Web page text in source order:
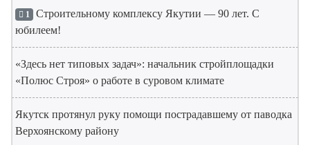
1 Строительному комплексу Якутии — 90 лет. С
юбилеем!
«Здесь нет типовых задач»: начальник стройплощадки
«Полюс Строя» о работе в суровом климате
Якутск протянул руку помощи пострадавшему от паводка
Верхоянскому району